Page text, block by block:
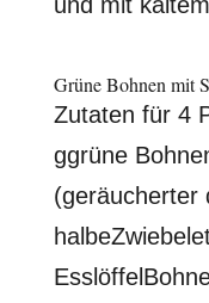
Grüne Bohnen mit
Zutaten für 4
ggrüne
(geräucherter